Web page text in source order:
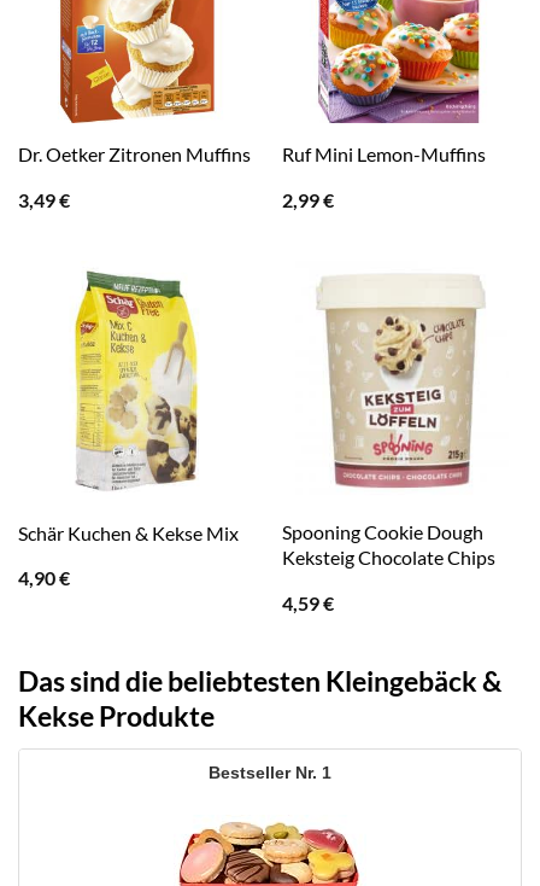
Dr. Oetker Zitronen Muffins
3,49€
Ruf Mini Lemon-Muffins
2,99€
Schär Kuchen & Kekse Mix
4,90€
Spooning Cookie Dough
Keksteig Chocolate Chips
4,59€
Das sind die beliebtesten Kleingebäck &
Kekse Produkte
1